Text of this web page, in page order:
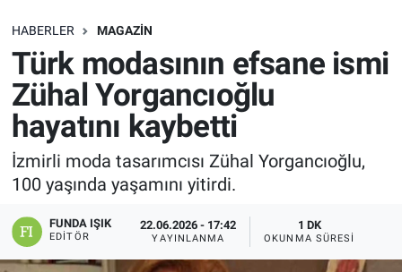
HABERLER MAGAZIN
Türk modasının efsane ismi
Zühal Yorgancıoğlu
hayatını kaybetti
İzmirli moda tasarımcısı Zühal Yorgancıoğlu,
100 yaşında yaşamını yitirdi.
FUNDA IŞIK
EDITÖR
22.06.2026 - 17:42
YAYINLANMA
1 DK
OKUNMA SÜRESI
SAĞLIK
EKONOMİ
EĞİTİM
ÖZEL HABER
Keşfet
ASTROLOJİ